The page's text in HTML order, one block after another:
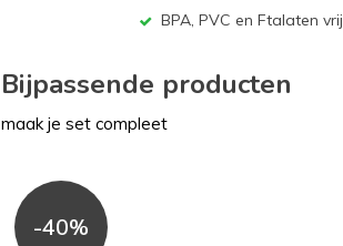
BPA, PVC en Ftalaten vrij
Bijpassende producten
maak je set compleet
-40%